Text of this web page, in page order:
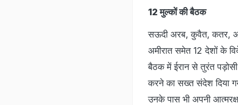
12 मुल्कों की बैठक
सऊदी अरब, कुवैत, कतर,
अमीरात समेत 12 देशों के
बैठक में ईरान से तुरंत
करने का सख्त संदेश दिया
उनके पास भी अपनी